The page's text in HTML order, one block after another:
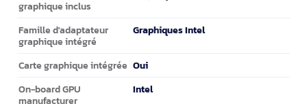
graphique inclus
Famille d'adaptateur
graphique intégré
Graphiques Intel
Carte graphique intégrée Oui
On-board GPU
manufacturer
Intel